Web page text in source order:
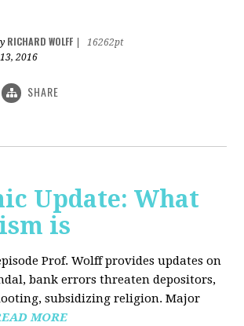
RICHARD WOLFF
16262pt
2016
SHARE
Update: What
is
Prof. Wolff provides updates on
bank errors threaten depositors,
subsidizing religion. Major
MORE